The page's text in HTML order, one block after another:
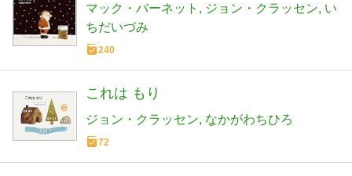
マック・バーネット ジョン・クラッセン い
ちだいづみ
240
これは もり
ジョン・クラッセン なかがわちひろ
72